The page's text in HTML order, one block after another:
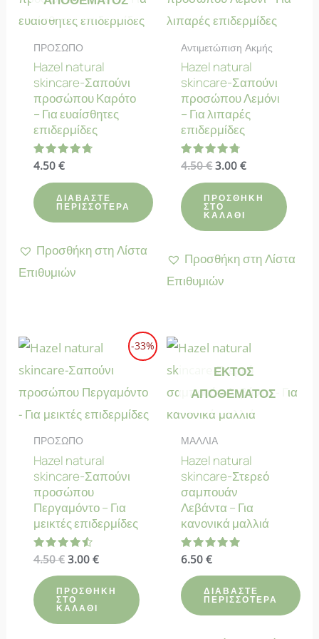
ΠΡΟΣΩΠΟ
Hazel natural
skincare-Σαπούνι
προσώπου Καρότο
– Για ευαίσθητες
επιδερμίδες
Βαθμολογήθηκε
4.80
από 5
4.50 €
ΔΙΑΒΆΣΤΕ
ΠΕΡΙΣΣΌΤΕΡΑ
Προσθήκη στη Λίστα
Επιθυμιών
Αντιμετώπιση Ακμής
Hazel natural
skincare-Σαπούνι
προσώπου Λεμόνι
– Για λιπαρές
επιδερμίδες
Βαθμολογήθηκε
4.78
από 5
4.50€Original
was:
4.50 €.
3.00€Η
τιμή
είναι:
ΠΡΟΣΘΉΚΗ
ΣΤΟ
ΚΑΛΆΘΙ
Προσθήκη στη Λίστα
Επιθυμιών
-33%
ΠΡΟΣΩΠΟ
Hazel natural
skincare-Σαπούνι
προσώπου
Περγαμόντο – Για
μεικτές επιδερμίδες
Βαθμολογήθηκε
4.55
από 5
4.50€ Original
was:
4.50 €.
3.00 €Η
τιμή
είναι:
ΠΡΟΣΘΉΚΗ
ΣΤΟ
ΚΑΛΆΘΙ
ΕΚΤΌΣ
ΑΠΟΘΈΜΑΤΟΣ
ΜΑΛΛΙΑ
Hazel natural
skincare-Στερεό
σαμπουάν
Λεβάντα – Για
κανονικά μαλλιά
Βαθμολογήθηκε
4.92
από 5
6.50€
ΔΙΑΒΆΣΤΕ
ΠΕΡΙΣΣΌΤΕΡΑ